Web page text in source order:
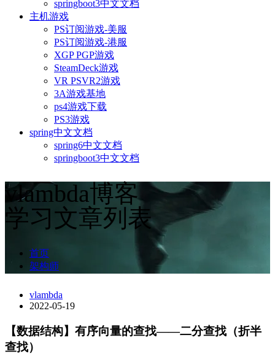
springboot3中文文档
主机游戏
PS订阅游戏-美服
PS订阅游戏-港服
XGP PGP游戏
SteamDeck游戏
VR PSVR2游戏
3A游戏基地
ps4游戏下载
PS3游戏
spring中文文档
spring6中文文档
springboot3中文文档
vlambda博客
学习文章列表
首页
架构师
vlambda
2022-05-19
【数据结构】有序向量的查找——二分查找（折半
查找）